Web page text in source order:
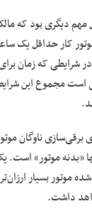
دیگری بود که
کار حداقل یک
هم در شرایطی که زمان
مجموع این
برقی‌سازی ناوگان
«بدنه موتور»
موتور بسیار
داشت.